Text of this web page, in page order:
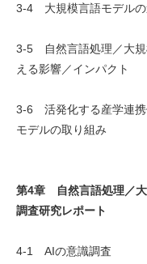
3-4 大規模言語モデルの
3-5 自然言語処理／大規
える影響／インパクト
3-6 活発化する産学連携
モデルの取り組み
第4章 自然言語処理／大
調査研究レポート
4-1 AIの意識調査